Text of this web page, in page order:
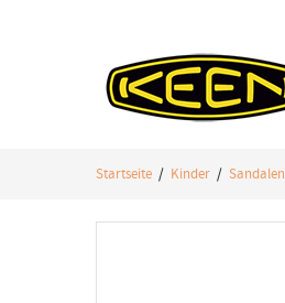
Startseite / Kinder / Sandalen